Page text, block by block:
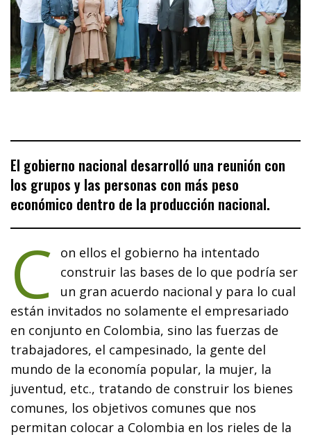
El gobierno nacional desarrolló una reunión con
los grupos y las personas con más peso
económico dentro de la producción nacional.
C
on ellos el gobierno ha intentado
construir las bases de lo que podría ser
un gran acuerdo nacional y para lo cual
están invitados no solamente el empresariado
en conjunto en Colombia, sino las fuerzas de
trabajadores, el campesinado, la gente del
mundo de la economía popular, la mujer, la
juventud, etc., tratando de construir los bienes
comunes, los objetivos comunes que nos
permitan colocar a Colombia en los rieles de la